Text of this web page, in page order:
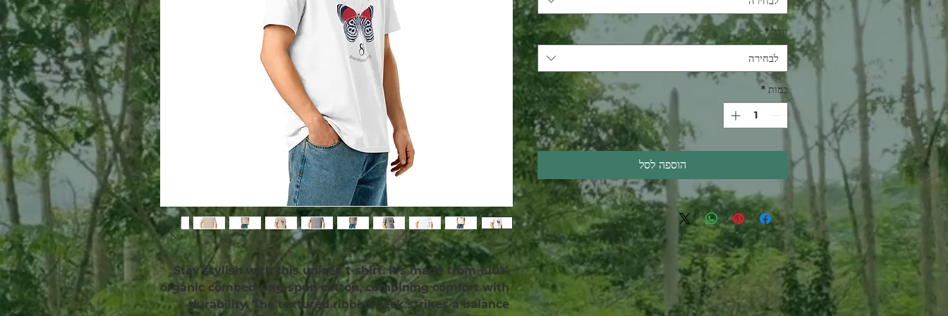
Stay stylish with this unisex t-shirt. It’s made from 100%
organic combed ring-spun cotton, combining comfort with
durability. The textured ribbed neck strikes a balance
גודל *
לבחירה
כמות *
הוספה לסל